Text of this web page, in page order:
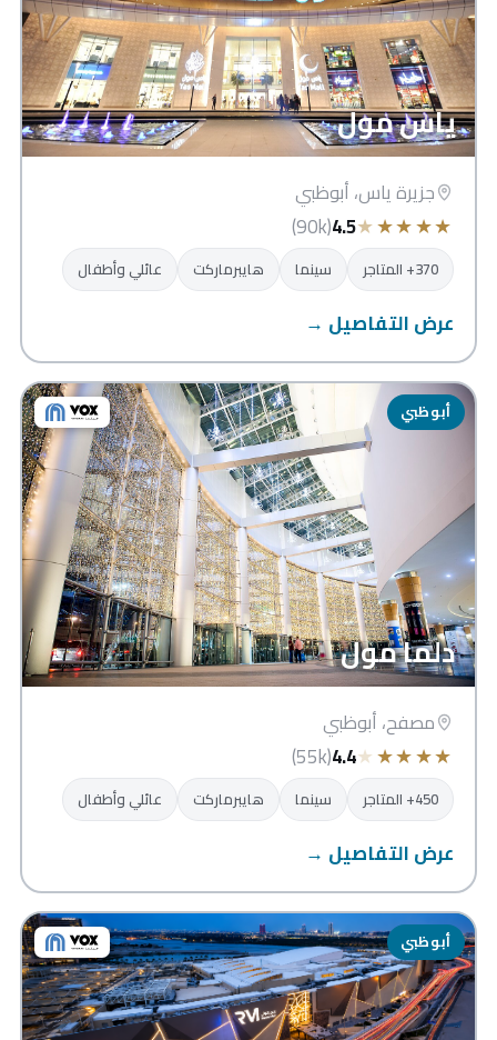
ياس مول
جزيرة ياس، أبوظبي
★
★
★
★
★
4.5
(90k)
370+ المتاجر سينما هايبرماركت عائلي وأطفال
عرض التفاصيل →
أبوظبي
دلما مول
مصفح، أبوظبي
★
★
★
★
★
4.4
(55k)
450+ المتاجر سينما هايبرماركت عائلي وأطفال
عرض التفاصيل →
أبوظبي